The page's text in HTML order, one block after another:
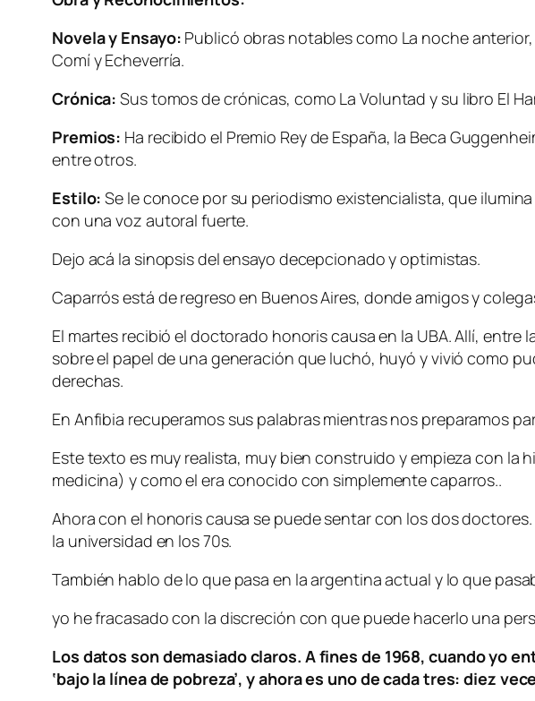
Novela y Ensayo: Publicó obras notables como La noche
Comí y Echeverría.
Crónica: Sus tomos de crónicas, como La Voluntad y su libro El
Premios: Ha recibido el Premio Rey de España, la Beca
entre otros.
Estilo: Se le conoce por su periodismo existencialista, que
con una voz autoral fuerte.
Dejo acá la sinopsis del ensayo decepcionado y optimistas.
Caparrós está de regreso en Buenos Aires, donde amigos y
El martes recibió el doctorado honoris causa en la UBA. Allí,
sobre el papel de una generación que luchó, huyó y vivió como
derechas.
En Anfibia recuperamos sus palabras mientras nos preparamos
Este texto es muy realista, muy bien construido y empieza con
medicina) y como el era conocido con simplemente caparros..
Ahora con el honoris causa se puede sentar con los dos
la universidad en los 70s.
También hablo de lo que pasa en la argentina actual y lo que
yo he fracasado con la discreción con que puede hacerlo una
Los datos son demasiado claros. A fines de 1968, cuando yo
‘bajo la línea de pobreza’, y ahora es uno de cada tres: diez